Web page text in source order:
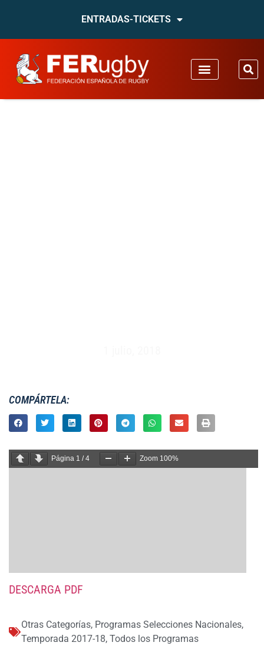
ENTRADAS-TICKETS
COMPÁRTELA:
Página 1 /4 Zoom 100%
DESCARGA PDF
Otras Categorías, Programas Selecciones Nacionales,
Temporada 2017-18, Todos los Programas